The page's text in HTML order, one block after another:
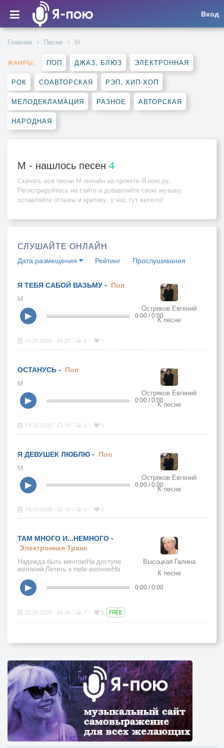
Вход
Главная Песни М
ЖАНРЫ: ПОП ДЖАЗ, БЛЮЗ ЭЛЕКТРОННАЯ
РОК СОАВТОРСКАЯ РЭП, ХИП-ХОП
МЕЛОДЕКЛАМАЦИЯ РАЗНОЕ АВТОРСКАЯ
НАРОДНАЯ
М - нашлось песен 4
Скачать все песни М онлайн на проекте Я-пою.ру.
Регистрируйтесь на сайте и добавляйте свою музыку,
оставляйте отзывы и критику, у нас тут весело!
СЛУШАЙТЕ ОНЛАЙН
Дата размещения Рейтинг Прослушивания
Я ТЕБЯ САБОЙ ВАЗЬМУ - Поп
М
Остряков Евгений
К песне
▶ 0:00 / 0:00
19.03.2026 27 2 1
ОСТАНУСЬ - Поп
М
Остряков Евгений
К песне
▶ 0:00 / 0:00
19.03.2026 19 0 0
Я ДЕВУШЕК ЛЮБЛЮ - Поп
М
Остряков Евгений
К песне
▶ 0:00 / 0:00
19.03.2026 16 0 0
ТАМ МНОГО И...НЕМНОГО -
Электронная Транс
Надежда быть мечтоюНа доступе
желаний,Лететь к тебе волноюНа
Высоцкая Галина
К песне
▶ 0:00 / 0:00
23.05.2025 36 7 5 FREE